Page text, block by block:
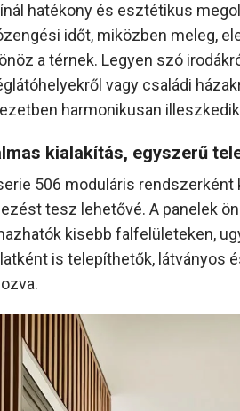
hatékony és esztétikus
időt, miközben meleg,
a térnek. Legyen szó
vagy családi
harmonikusan
kialakítás, egyszerű
506 moduláris
tesz lehetővé. A panelek
kisebb falfelületeken,
is telepíthetők, látványos